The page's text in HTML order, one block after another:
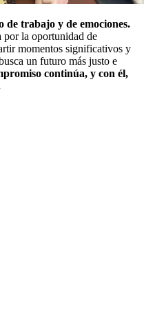
de trabajo y de emociones.
por la oportunidad de
momentos significativos y
un futuro más justo e
continúa, y con él,